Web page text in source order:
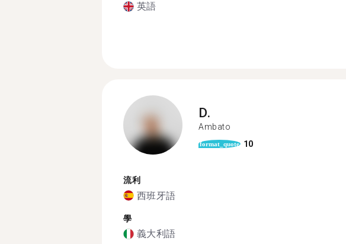
英語
D.
Ambato
format_quote 10
流利
西班牙語
學
義大利語